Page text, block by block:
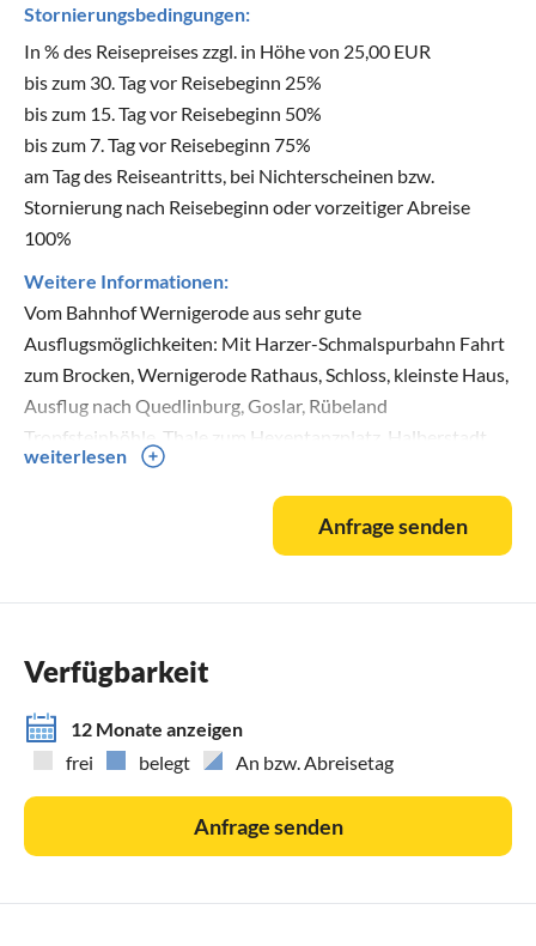
Stornierungsbedingungen:
In % des Reisepreises zzgl. in Höhe von 25,00 EUR
bis zum 30. Tag vor Reisebeginn 25%
bis zum 15. Tag vor Reisebeginn 50%
bis zum 7. Tag vor Reisebeginn 75%
am Tag des Reiseantritts, bei Nichterscheinen bzw.
Stornierung nach Reisebeginn oder vorzeitiger Abreise
100%
Weitere Informationen:
Vom Bahnhof Wernigerode aus sehr gute
Ausflugsmöglichkeiten: Mit Harzer-Schmalspurbahn Fahrt
zum Brocken, Wernigerode Rathaus, Schloss, kleinste Haus,
Ausflug nach Quedlinburg, Goslar, Rübeland
Tropfsteinhöhle, Thale zum Hexentanzplatz, Halberstadt
und vieles mehr. Auch für Touristen die ohne Auto anreisen
perfekte Ausflugsmöglichkeiten und Wanderungen.
Bus/Bahn nur 10 Minuten zu Fuß entfernt.
weiterlesen
Anfrage senden
Verfügbarkeit
12 Monate anzeigen
frei
belegt An bzw. Abreisetag
Anfrage senden